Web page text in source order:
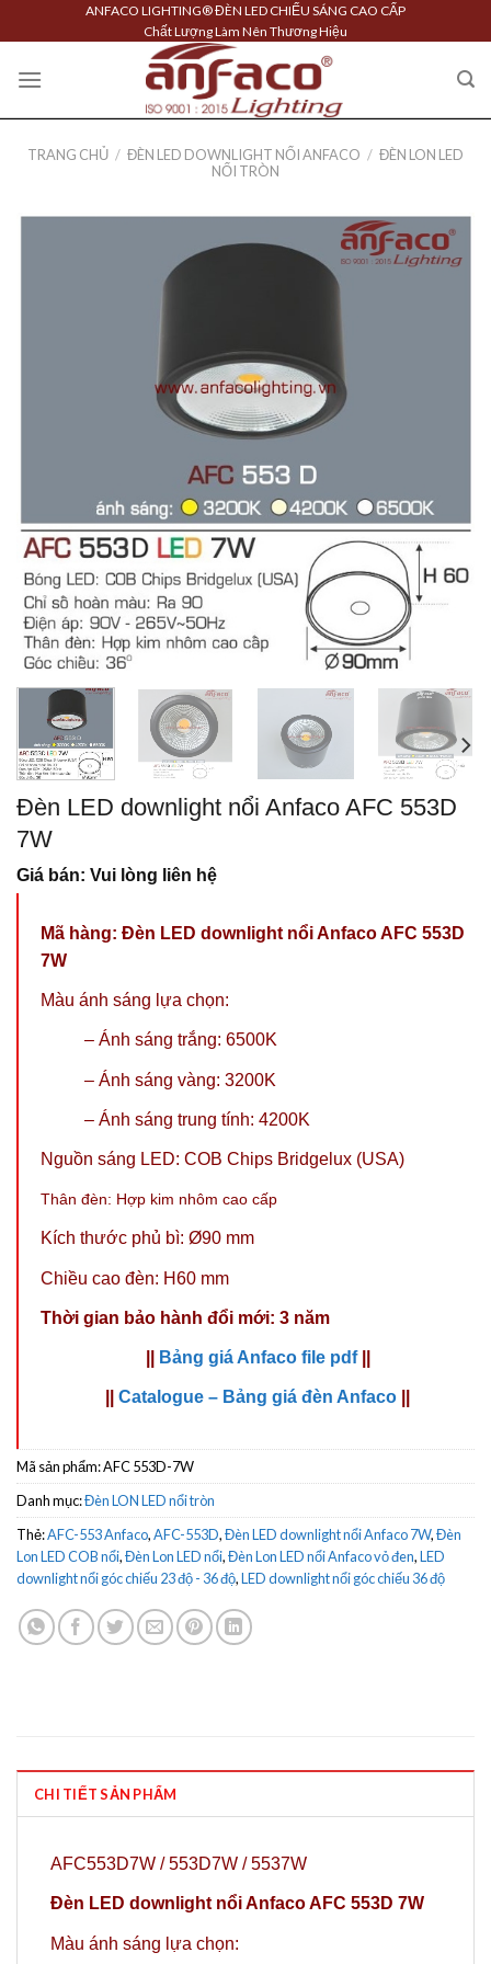
to
content
ANFACO LIGHTING® ĐÈN LED CHIẾU SÁNG CAO CẤP
Chất Lượng Làm Nên Thương Hiệu
TRANG CHỦ / ĐÈN LED DOWNLIGHT NỔI ANFACO / ĐÈN LON LED
NỔI TRÒN
Đèn LED downlight nổi Anfaco AFC 553D
7W
Giá bán: Vui lòng liên hệ
Mã hàng: Đèn LED downlight nổi Anfaco AFC 553D
7W
Màu ánh sáng lựa chọn:
– Ánh sáng trắng: 6500K
– Ánh sáng vàng: 3200K
– Ánh sáng trung tính: 4200K
Nguồn sáng LED: COB Chips Bridgelux (USA)
Thân đèn: Hợp kim nhôm cao cấp
Kích thước phủ bì: Ø90 mm
Chiều cao đèn: H60 mm
Thời gian bảo hành đổi mới: 3 năm
Bảng giá Anfaco file pdf
Catalogue – Bảng giá đèn Anfaco
Mã sản phẩm:AFC 553D-7W
Danh mục:Đèn LON LED nổi tròn
Thẻ:AFC-553 Anfaco,AFC-553D,Đèn LED downlight nổi Anfaco 7W,Đèn
Lon LED COB nổi,Đèn Lon LED nổi,Đèn Lon LED nổi Anfaco vỏ đen,LED
downlight nổi góc chiếu 23 độ - 36 độ,LED downlight nổi góc chiếu 36 độ
CHI TIẾT SẢN PHẨM
AFC553D7W / 553D7W / 5537W
Đèn LED downlight nổi Anfaco AFC 553D 7W
Màu ánh sáng lựa chọn: